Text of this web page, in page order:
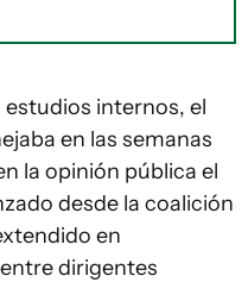
estudios internos, el
en las semanas
la opinión pública el
desde la coalición
en
dirigentes